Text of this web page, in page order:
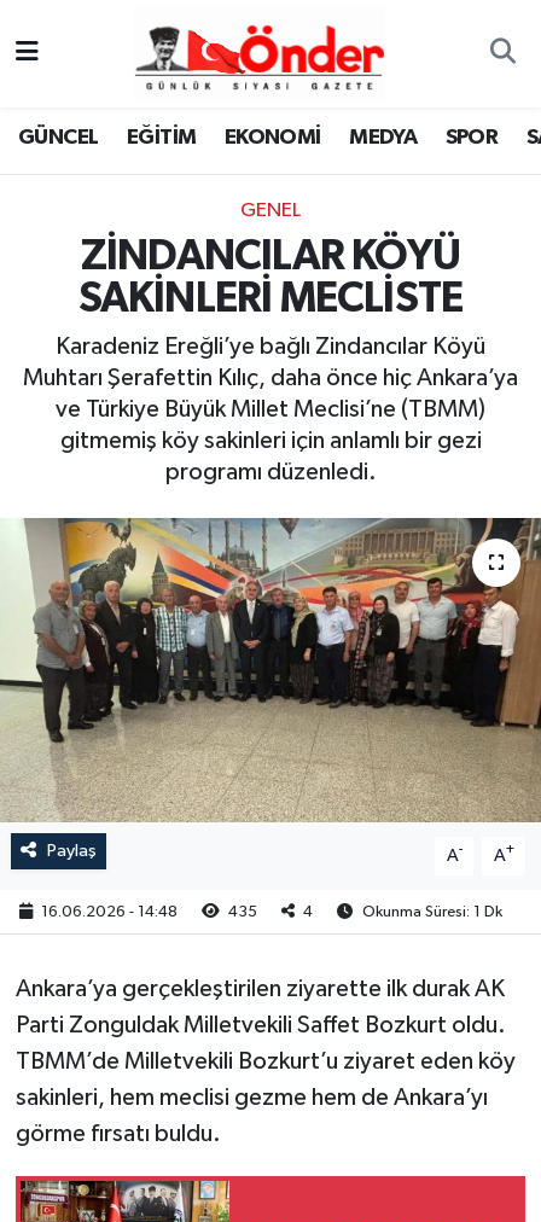
GÜNCEL EĞİTİM EKONOMİ MEDYA SPOR
GENEL
ZİNDANCILAR KÖYÜ
SAKİNLERİ MECLİSTE
Karadeniz Ereğli’ye bağlı Zindancılar Köyü
Muhtarı Şerafettin Kılıç, daha önce hiç Ankara’ya
ve Türkiye Büyük Millet Meclisi’ne (TBMM)
gitmemiş köy sakinleri için anlamlı bir gezi
programı düzenledi.
Paylaş A- A+
16.06.2026 - 14:48 435 4 Okunma Süresi: 1 Dk
Ankara’ya gerçekleştirilen ziyarette ilk durak AK
Parti Zonguldak Milletvekili Saffet Bozkurt oldu.
TBMM’de Milletvekili Bozkurt’u ziyaret eden köy
sakinleri, hem meclisi gezme hem de Ankara’yı
görme fırsatı buldu.
GÜNCEL
MEDYA
SPOR
SAĞLIK
YAŞAM
RESMİ İLAN
Zonguldak Nöbetçi Eczaneler
Zonguldak Namaz Vakitleri
Zonguldak Trafik Yoğunluk Haritası
TFF 3.Lig 4.Grup Puan Durumu ve Fikstür
Tüm Manşetler
Haber Arşivi